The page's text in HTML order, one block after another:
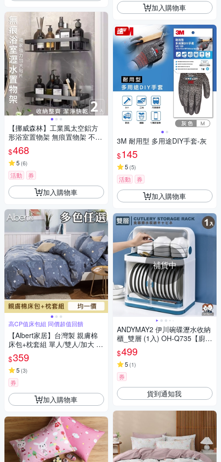
【挪威森林】工業風太空鋁方
形浴室置物架 無痕置物架 不銹
收納瀝水架-2入(獨家強力加大
貼片款)
$468
5 (6)
活動 券
加入購物車
高CP值床包組 同價超值回饋
【Albert家居】台灣製 親膚棉
床包+枕套組 單人/雙人/加大 均
一價(多款任選/親膚磨毛/柔絲)
$359
5 (3)
券
加入購物車
加入購物車
3M 耐用型 多用途DIY手套-灰
$145
5 (5)
活動 券
加入購物車
補貨中
ANDYMAY2 伊川碗碟瀝水收納
櫃_雙層 (1入) OH-Q735【廚房
架 瀝水架 碗盤架 收納架 收納
盒】
$499
5 (1)
券
貨到通知我